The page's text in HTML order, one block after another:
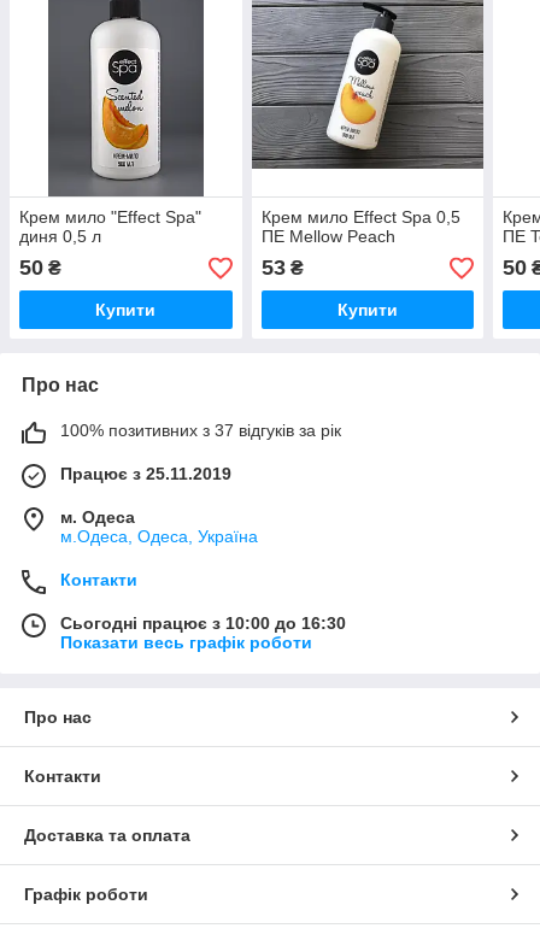
Крем мило "Effect Spa"
диня 0,5 л
50 ₴
Купити
Крем мило Effect Spa 0,5
ПЕ Mellow Peach
53₴
Купити
ПЕ
50
Про нас
100% позитивних з 37 відгуків за рік
Працює з 25.11.2019
м. Одеса
м.Одеса, Одеса, Україна
Контакти
Сьогодні працює з 10:00 до 16:30
Показати весь графік роботи
Про нас
Контакти
Доставка та оплата
Графік роботи